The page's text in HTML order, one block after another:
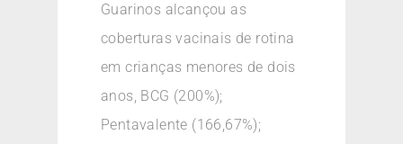
Guarinos alcançou as
coberturas vacinais de rotina
em crianças menores de dois
anos, BCG (200%);
Pentavalente (166,67%);